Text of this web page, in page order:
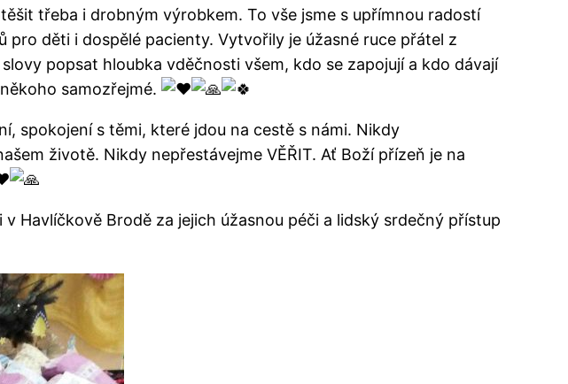
třeba i drobným výrobkem. To vše jsme s upřímnou radostí
děti i dospělé pacienty. Vytvořily je úžasné ruce přátel z
popsat hloubka vděčnosti všem, kdo se zapojují a kdo dávají
samozřejmé.
spokojení s těmi, které jdou na cestě s námi. Nikdy
životě. Nikdy nepřestávejme VĚŘIT. Ať Boží přízeň je na
Havlíčkově Brodě za jejich úžasnou péči a lidský srdečný přístup